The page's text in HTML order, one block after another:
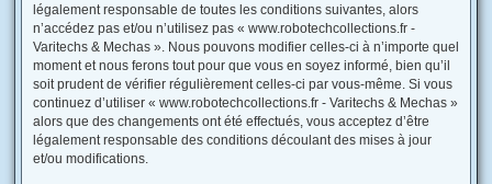
légalement responsable de toutes les conditions suivantes, alors
n’accédez pas et/ou n’utilisez pas « www.robotechcollections.fr -
Varitechs & Mechas ». Nous pouvons modifier celles-ci à n’importe quel
moment et nous ferons tout pour que vous en soyez informé, bien qu’il
soit prudent de vérifier régulièrement celles-ci par vous-même. Si vous
continuez d’utiliser « www.robotechcollections.fr - Varitechs & Mechas »
alors que des changements ont été effectués, vous acceptez d’être
légalement responsable des conditions découlant des mises à jour
et/ou modifications.